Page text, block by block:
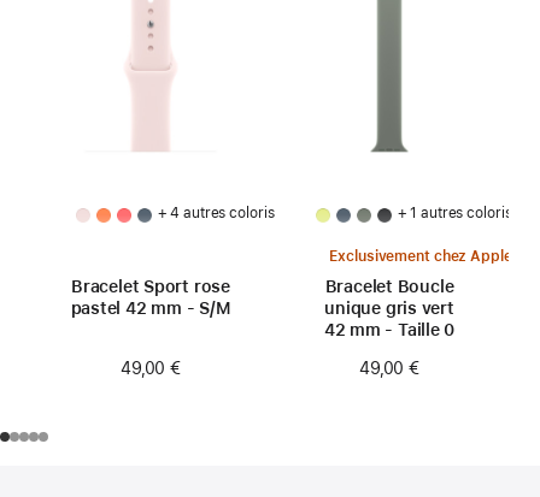
+ 4 autres coloris
Bracelet Sport rose
pastel 42 mm - S/M
49,00 €
+ 1 autres coloris
Exclusivement chez Apple
Bracelet Boucle
unique gris vert
42 mm - Taille 0
49,00 €